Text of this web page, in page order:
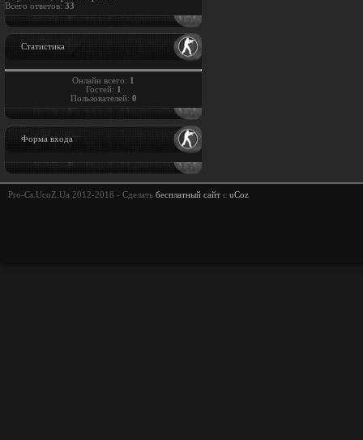
Всего ответов: 33
Статистика
Онлайн всего: 1
Гостей: 1
Пользователей: 0
Форма входа
Pro-Cs.UcoZ.Ua 2012-2018 - Сделать бесплатный сайт с uCoz